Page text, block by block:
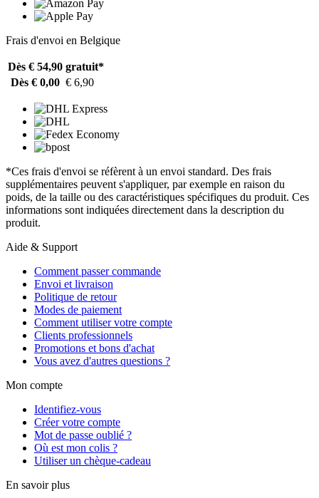
Frais d'envoi en Belgique
Dès € 54,90 gratuit*
Dès € 0,00 € 6,90
*Ces frais d'envoi se réfèrent à un envoi standard. Des frais
supplémentaires peuvent s'appliquer, par exemple en raison du
poids, de la taille ou des caractéristiques spécifiques du produit. Ces
informations sont indiquées directement dans la description du
produit.
Aide & Support
Comment passer commande
Envoi et livraison
Politique de retour
Modes de paiement
Comment utiliser votre compte
Clients professionnels
Promotions et bons d'achat
Vous avez d'autres questions ?
Mon compte
Identifiez-vous
Créer votre compte
Mot de passe oublié ?
Où est mon colis ?
Utiliser un chèque-cadeau
En savoir plus